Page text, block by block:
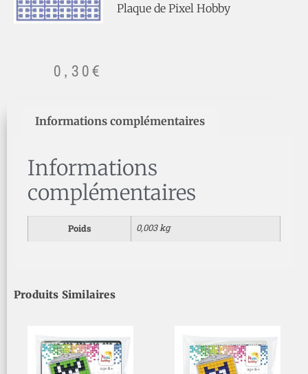
0,30€
Plaque de Pixel Hobby
Informations complémentaires
Informations
complémentaires
Poids 0,003 kg
Produits Similaires